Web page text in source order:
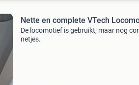
Nette en complete VTech
De locomotief is gebruikt, maar nog
netjes.